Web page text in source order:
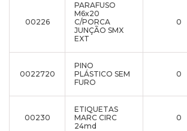
00226
PARAFUSO
M6x20
C/PORCA
JUNÇÃO SMX
EXT
0
0022720
PINO
PLÁSTICO SEM
FURO
0
00230
ETIQUETAS
MARC CIRC
24md
0